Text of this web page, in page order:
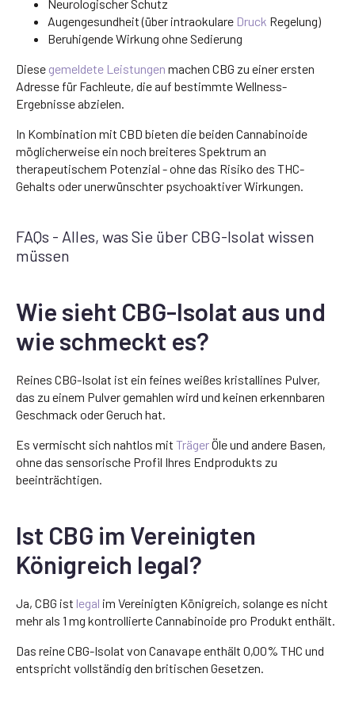
Neurologischer Schutz
Augengesundheit (über intraokulare Druck Regelung)
Beruhigende Wirkung ohne Sedierung
Diese gemeldete Leistungen machen CBG zu einer ersten
Adresse für Fachleute, die auf bestimmte Wellness-
Ergebnisse abzielen.
In Kombination mit CBD bieten die beiden Cannabinoide
möglicherweise ein noch breiteres Spektrum an
therapeutischem Potenzial - ohne das Risiko des THC-
Gehalts oder unerwünschter psychoaktiver Wirkungen.
FAQs - Alles, was Sie über CBG-Isolat wissen
müssen
Wie sieht CBG-Isolat aus und
wie schmeckt es?
Reines CBG-Isolat ist ein feines weißes kristallines Pulver,
das zu einem Pulver gemahlen wird und keinen erkennbaren
Geschmack oder Geruch hat.
Es vermischt sich nahtlos mit TrägerÖle und andere Basen,
ohne das sensorische Profil Ihres Endprodukts zu
beeinträchtigen.
Ist CBG im Vereinigten
Königreich legal?
Ja, CBG ist legal im Vereinigten Königreich, solange es nicht
mehr als 1 mg kontrollierte Cannabinoide pro Produkt enthält.
Das reine CBG-Isolat von Canavape enthält 0,00% THC und
entspricht vollständig den britischen Gesetzen.